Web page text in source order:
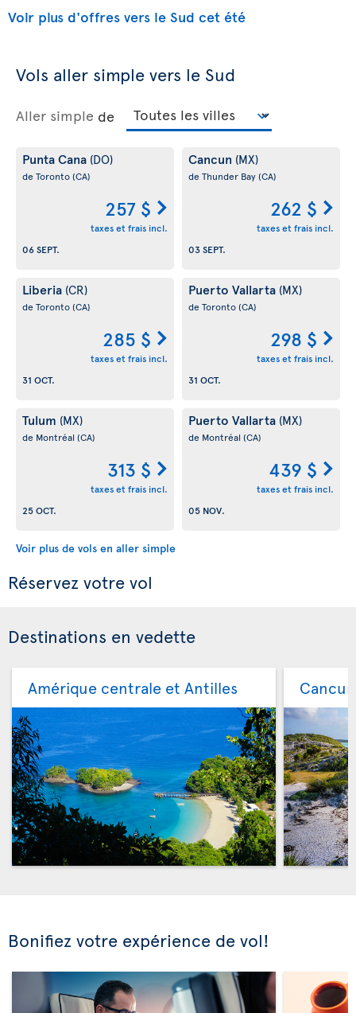
Voir plus d'offres vers le Sud cet été
Vols aller simple vers le Sud
Aller simple de
Punta Cana (DO)
de Toronto(CA)
257 $
taxes et frais incl.
06 SEPT.
Cancun (MX)
de Thunder Bay(CA)
262 $
taxes et frais incl.
03 SEPT.
Liberia (CR)
de Toronto(CA)
285 $
taxes et frais incl.
31 OCT.
Puerto Vallarta (MX)
de Toronto(CA)
298 $
taxes et frais incl.
31 OCT.
Tulum (MX)
de Montréal (CA)
313 $
taxes et frais incl.
25 OCT.
Puerto Vallarta (MX)
de Montréal (CA)
439 $
taxes et frais incl.
05 NOV.
Voir plus de vols en aller simple
Réservez votre vol
Destinations en vedette
Amérique centrale et Antilles Cancun
Bonifiez votre expérience de vol!